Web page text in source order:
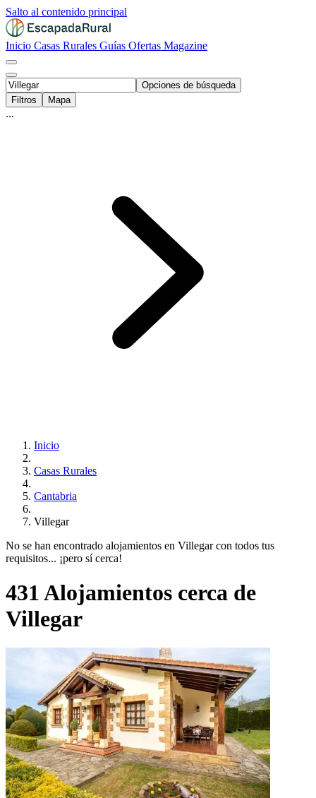
Salto al contenido principal
Inicio Casas Rurales Guías Ofertas Magazine
Opciones de búsqueda
Filtros
Mapa
...
Inicio
Casas Rurales
Cantabria
Villegar
No se han encontrado alojamientos en Villegar con todos tus
requisitos... ¡pero sí cerca!
431 Alojamientos cerca de
Villegar